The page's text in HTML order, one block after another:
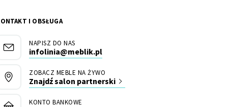
I OBSŁUGA
NAPISZ DO NAS
infolinia@meblik.pl
ZOBACZ MEBLE NA ŻYWO
Znajdź salon partnerski
KONTO BANKOWE